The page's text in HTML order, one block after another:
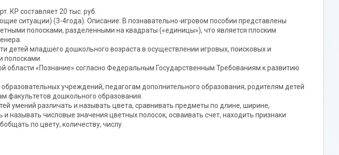
КР составляет 20 тыс. руб.
ситуации) (3-4года). Описание: В познавательно-игровом пособии представлены
полосками, разделенными на квадраты («единицы»), что является плоским
детей младшего дошкольного возраста в осуществлении игровых, поисковых и
полосками.
области «Познание» согласно Федеральным Государственным Требованиям к развитию
учреждений, педагогам дополнительного образования, родителям детей
факультетов дошкольного образования.
умений различать и называть цвета, сравнивать предметы по длине, ширине,
называть числовые значения цветных полосок, осваивать счет, находить признаки
по цвету, количеству, числу.